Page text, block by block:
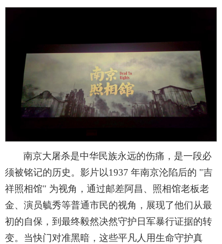
南京大屠杀是中华民族永远的伤痛，是一段必
须被铭记的历史。影片以1937 年南京沦陷后的 "吉
祥照相馆" 为视角，通过邮差阿昌、照相馆老板老
金、演员毓秀等普通市民的视角，展现了他们从最
初的自保，到最终毅然决然守护日军暴行证据的转
变。当快门对准黑暗，这些平凡人用生命守护真